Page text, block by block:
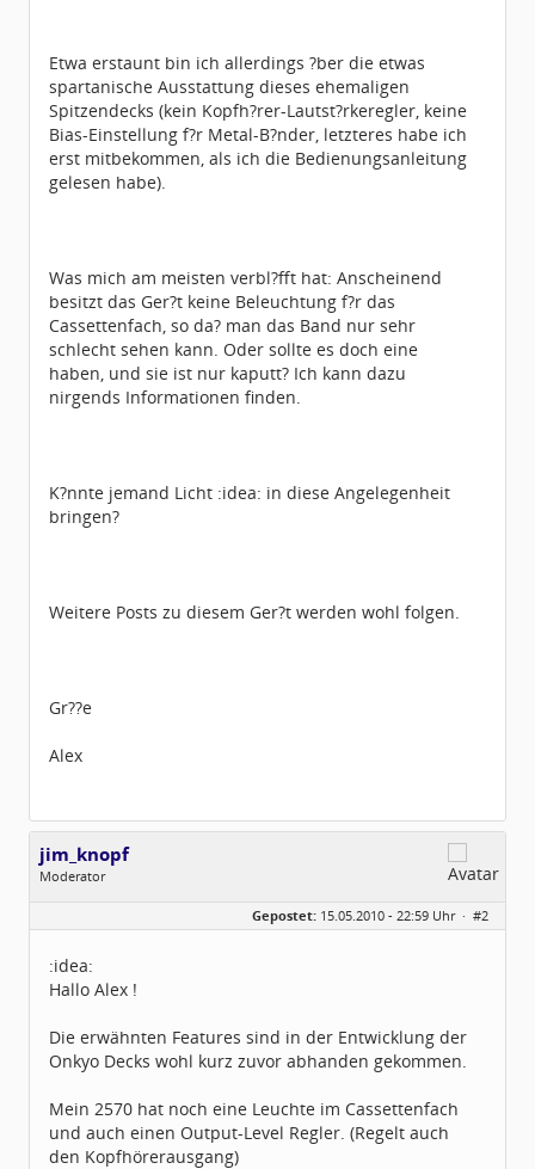
Etwa erstaunt bin ich allerdings ?ber die etwas
spartanische Ausstattung dieses ehemaligen
Spitzendecks (kein Kopfh?rer-Lautst?rkeregler, keine
Bias-Einstellung f?r Metal-B?nder, letzteres habe ich
erst mitbekommen, als ich die Bedienungsanleitung
gelesen habe).
Was mich am meisten verbl?fft hat: Anscheinend
besitzt das Ger?t keine Beleuchtung f?r das
Cassettenfach, so da? man das Band nur sehr
schlecht sehen kann. Oder sollte es doch eine
haben, und sie ist nur kaputt? Ich kann dazu
nirgends Informationen finden.
K?nnte jemand Licht :idea: in diese Angelegenheit
bringen?
Weitere Posts zu diesem Ger?t werden wohl folgen.
Gr??e
Alex
jim_knopf
Moderator
Beiträge:
1031
Gepostet: 15.05.2010 - 22:59 Uhr · #2
:idea:
Hallo Alex !
Die erwähnten Features sind in der Entwicklung der
Onkyo Decks wohl kurz zuvor abhanden gekommen.
Mein 2570 hat noch eine Leuchte im Cassettenfach
und auch einen Output-Level Regler. (Regelt auch
den Kopfhörerausgang)